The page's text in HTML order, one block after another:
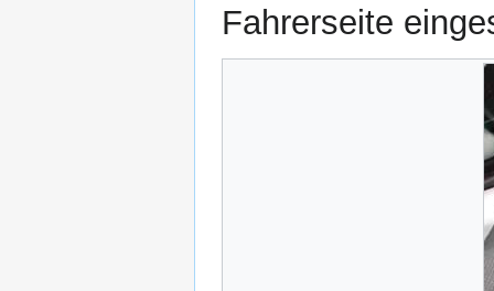
Fahrerseite